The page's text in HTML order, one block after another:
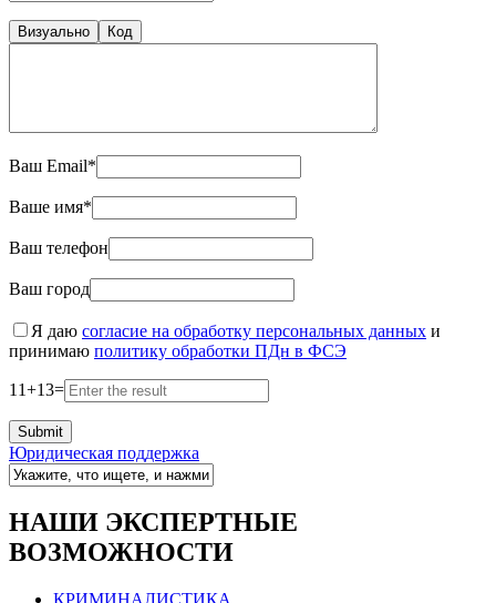
Визуально Код
Ваш Email*
Ваше имя*
Ваш телефон
Ваш город
Я даю согласие на обработку персональных данных и
принимаю политику обработки ПДн в ФСЭ
11+13=
Юридическая поддержка
НАШИ ЭКСПЕРТНЫЕ
ВОЗМОЖНОСТИ